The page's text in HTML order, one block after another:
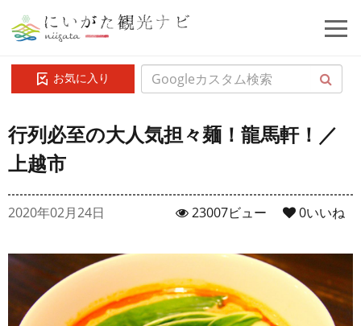
お気に入り
行列必至の大人気担々麺！龍馬軒！／
上越市
2020年02月24日 0いいね
23007ビュー